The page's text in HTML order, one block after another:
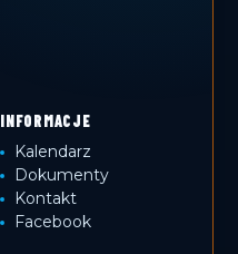
INFORMACJE
Kalendarz
Dokumenty
Kontakt
Facebook